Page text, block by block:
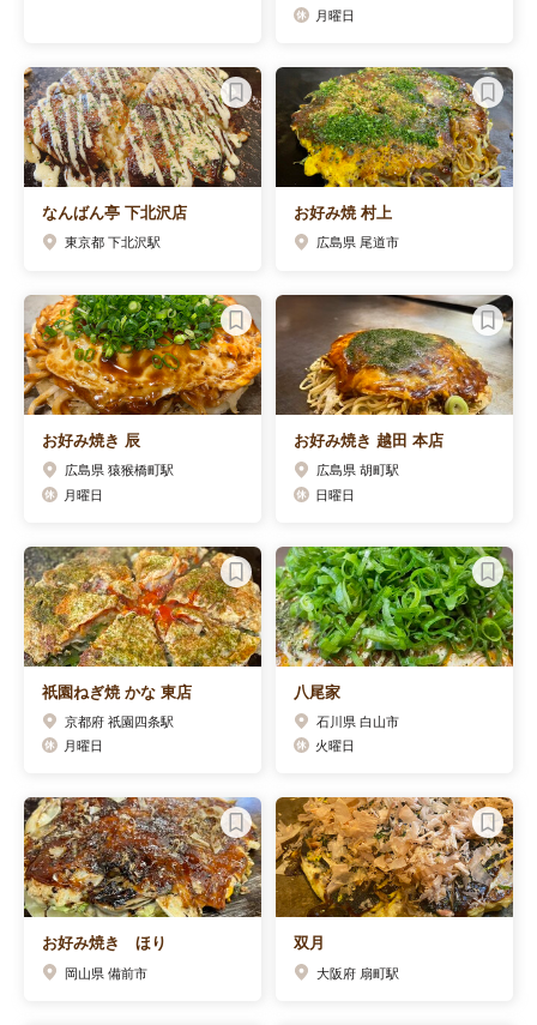
月曜日
なんばん亭 下北沢店
東京都 下北沢駅
お好み焼 村上
広島県 尾道市
お好み焼き 辰
広島県 猿猴橋町駅
月曜日
お好み焼き 越田 本店
広島県 胡町駅
日曜日
祇園ねぎ焼 かな 東店
京都府 祇園四条駅
月曜日
八尾家
石川県 白山市
火曜日
お好み焼き ほり
岡山県 備前市
双月
大阪府 扇町駅